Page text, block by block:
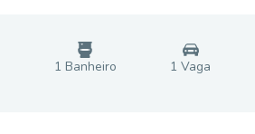
1 Banheiro 1 Vaga